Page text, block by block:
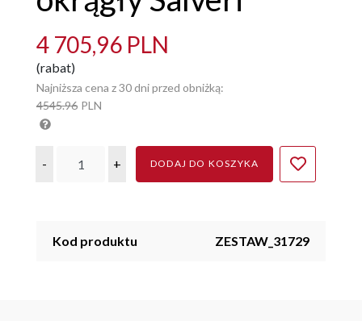
4 705,96 PLN
(rabat)
Najniższa cena z 30 dni przed obniżką:
4545.96 PLN
- + DODAJ DO KOSZYKA
Kod produktu ZESTAW_31729